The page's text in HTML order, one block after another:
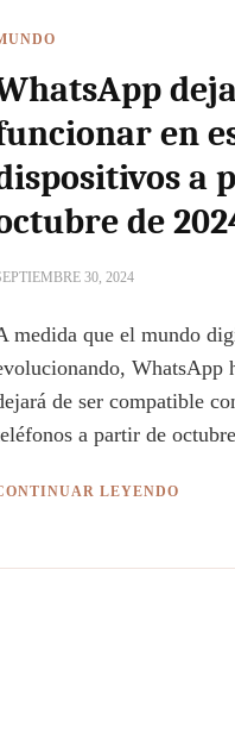
en
a
de
30, 2024
medida que el mundo
WhatsApp
de ser compatible
a partir de
LEYENDO